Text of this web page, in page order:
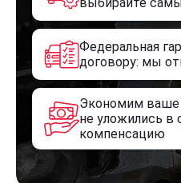
Федеральная
договору: мы
Экономим ваше
не уложились в
компенсацию